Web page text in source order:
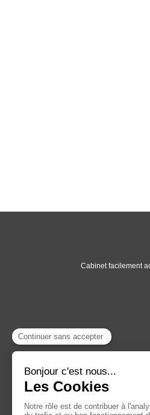
Cabinet facilement